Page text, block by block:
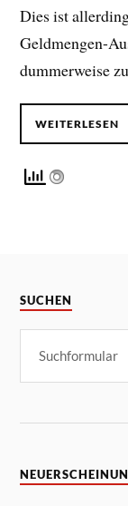
Dies ist
Geldmengen-
dummerweise
WEITERLESEN
SUCHEN